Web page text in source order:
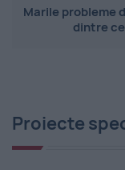
Marile probleme
dintre
Proiecte